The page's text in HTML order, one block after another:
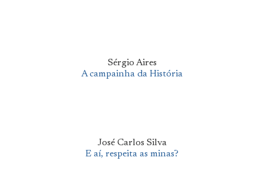
Sérgio Aires
A campainha da História
José Carlos Silva
E aí, respeita as minas?